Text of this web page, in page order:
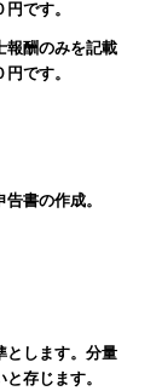
です。
報酬のみを記載
です。
書の作成。
とします。分量
存じます。